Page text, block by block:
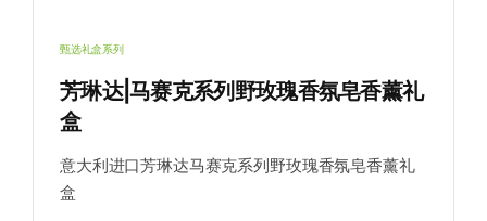
甄选礼盒系列
芳琳达|马赛克系列野玫瑰香氛皂香薰礼
盒
意大利进口芳琳达马赛克系列野玫瑰香氛皂香薰礼
盒